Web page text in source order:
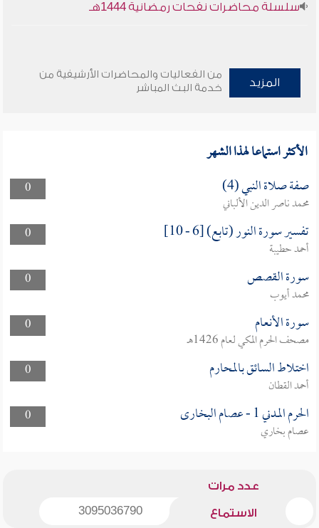
سلسلة محاضرات نفحات رمضانية 1444هـ
المزيد
من الفعاليات والمحاضرات الأرشيفية من
خدمة البث المباشر
الأكثر استماعا لهذا الشهر
0 صفة صلاة النبي (4)
محمد ناصر الدين الألباني
0
تفسير سورة النور (تابع) [6 - 10]
أحمد حطيبة
0
سورة القصص
محمد أيوب
0
سورة الأنعام
مصحف الحرم المكي لعام 1426هـ
0
اختلاط السائق بالمحارم
أحمد القطان
0
الحرم المدني 1 - عصام البخارى
عصام بخاري
عدد مرات
الاستماع 3095036790